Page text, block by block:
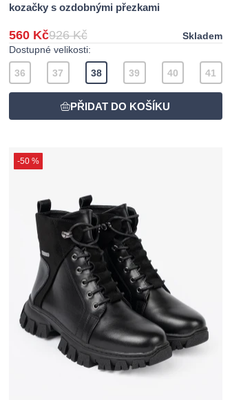
kozačky s ozdobnými přezkami
560 Kč926 Kč
Skladem
Dostupné velikosti:
36 37 38 39 40 41
-50 %